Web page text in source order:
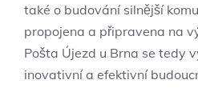
také o budování silnější
propojena a připravena na
Pošta Újezd u Brna se tedy
inovativní a efektivní